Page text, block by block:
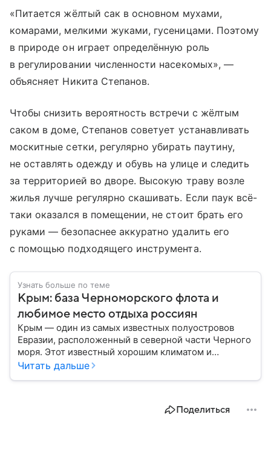
«Питается жёлтый сак в основном мухами,
комарами, мелкими жуками, гусеницами. Поэтому
в природе он играет определённую роль
в регулировании численности насекомых», —
объясняет Никита Степанов.
Чтобы снизить вероятность встречи с жёлтым
саком в доме, Степанов советует устанавливать
москитные сетки, регулярно убирать паутину,
не оставлять одежду и обувь на улице и следить
за территорией во дворе. Высокую траву возле
жилья лучше регулярно скашивать. Если паук всё-
таки оказался в помещении, не стоит брать его
руками — безопаснее аккуратно удалить его
с помощью подходящего инструмента.
Узнать больше по теме
Крым: база Черноморского флота и
любимое место отдыха россиян
Крым — один из самых известных полуостровов
Евразии, расположенный в северной части Черного
моря. Этот известный хорошим климатом и
красивой природой регион имеет также огромное
положение сделало полуостров ключевой точкой
Читать дальше
Поделиться